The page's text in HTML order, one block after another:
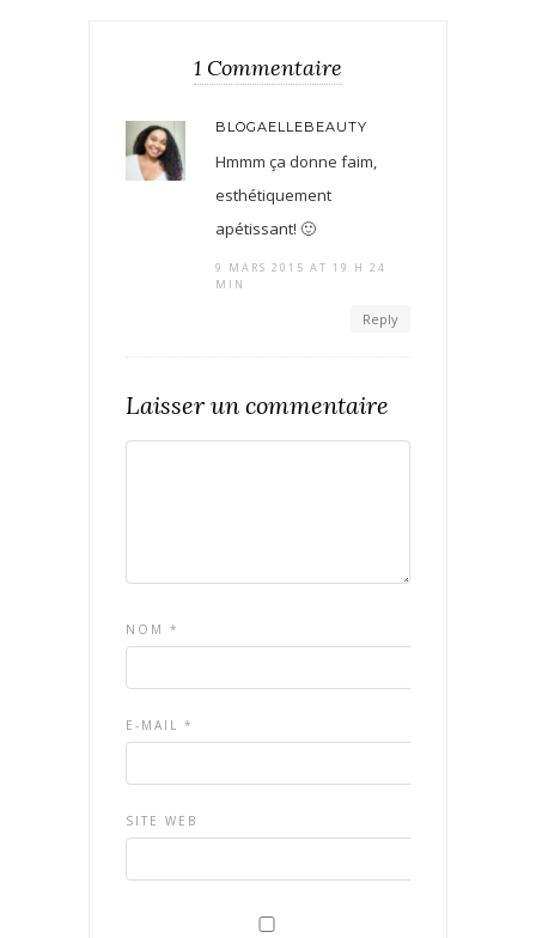
1 Commentaire
BLOGAELLEBEAUTY
Hmmm ça donne faim,
esthétiquement
apétissant! 🙂
9 MARS 2015 AT 19 H 24
MIN
Reply
Laisser un commentaire
NOM *
E-MAIL *
SITE WEB